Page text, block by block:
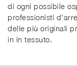
di ogni possibile
professionisti
delle più originali
in in tessuto.